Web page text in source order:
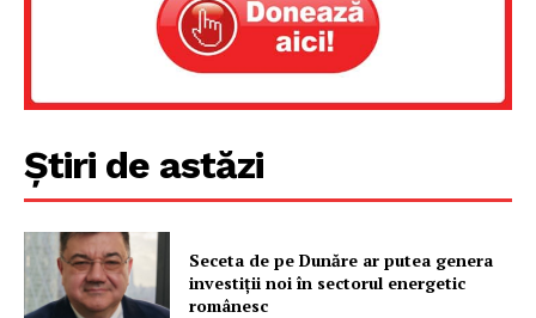
PRESShub
Despre noi / Echipa
Proiecte editoriale
Contact
Știri de astăzi
Seceta de pe Dunăre ar putea genera
investiții noi în sectorul energetic
românesc